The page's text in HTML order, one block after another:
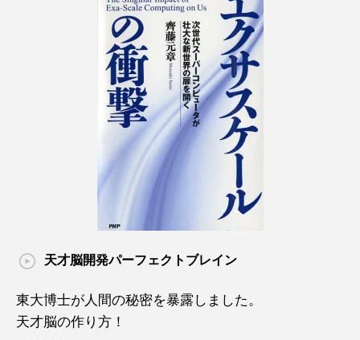
天才脳開発パーフェクトブレイン
東大博士が人間の秘密を暴露しました。
天才脳の作り方！